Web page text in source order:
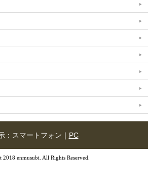
：スマートフォン｜ PC
2018 enmusubi. All Rights Reserved.